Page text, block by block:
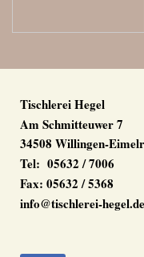
Tischlerei Hegel
Am Schmitteuwer 7
34508 Willingen-
Tel: 05632 / 7006
Fax: 05632 / 5368
info@tischlerei-hegel.de